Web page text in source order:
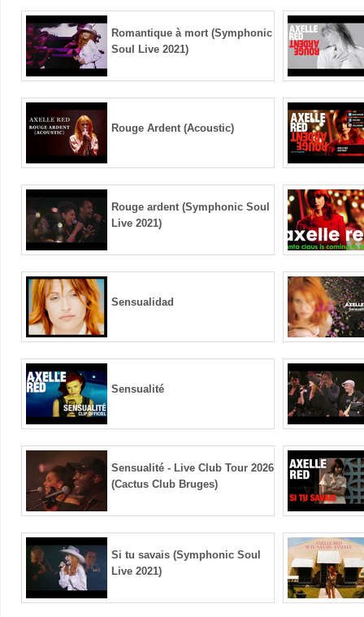
Romantique à mort (Symphonic
Soul Live 2021)
Rouge Ardent (Acoustic)
Rouge ardent (Symphonic Soul
Live 2021)
Sensualidad
Sensualité
Sensualité - Live Club Tour 2026
(Cactus Club Bruges)
Si tu savais (Symphonic Soul
Live 2021)